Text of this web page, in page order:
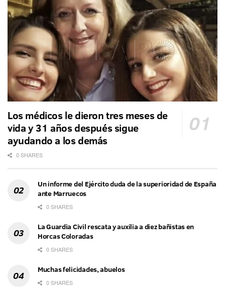
Los médicos le dieron tres meses de
vida y 31 años después sigue
ayudando a los demás
0 SHARES
Un informe del Ejército duda de la superioridad de España
ante Marruecos
0 SHARES
La Guardia Civil rescata y auxilia a diez bañistas en
Horcas Coloradas
0 SHARES
Muchas felicidades, abuelos
0 SHARES